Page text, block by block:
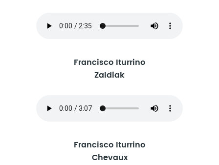
Francisco Iturrino
Zaldiak
Francisco Iturrino
Chevaux